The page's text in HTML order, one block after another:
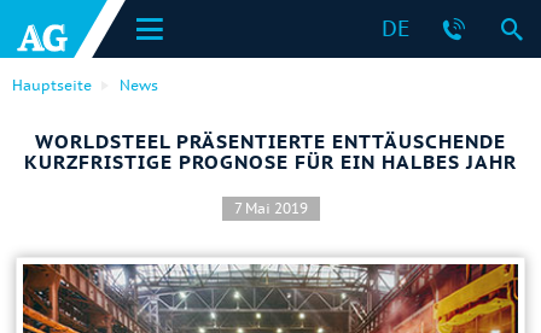
DE
Hauptseite News
WORLDSTEEL PRÄSENTIERTE ENTTÄUSCHENDE
KURZFRISTIGE PROGNOSE FÜR EIN HALBES JAHR
7 Mai 2019